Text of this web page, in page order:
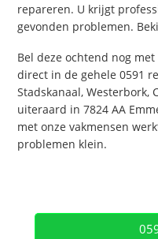
repareren. U krijgt
gevonden problemen.
Bel deze ochtend nog met
direct in de gehele 0591
Stadskanaal, Westerbork,
uiteraard in 7824 AA
met onze vakmensen
problemen klein.